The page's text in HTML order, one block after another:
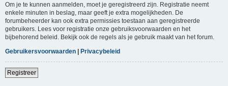
Om je te kunnen aanmelden, moet je geregistreerd zijn. Registratie neemt
enkele minuten in beslag, maar geeft je extra mogelijkheden. De
forumbeheerder kan ook extra permissies toestaan aan geregistreerde
gebruikers. Lees voor registratie onze gebruiksvoorwaarden en het
bijbehorend beleid. Bekijk ook de regels als je gebruik maakt van het forum.
Gebruikersvoorwaarden | Privacybeleid
Registreer